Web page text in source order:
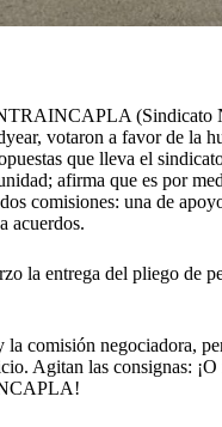
votaron a favor de la
que lleva el
afirma que es por
comisiones: una de
acuerdos.
la entrega del pliego de
comisión negociadora,
Agitan las consignas: